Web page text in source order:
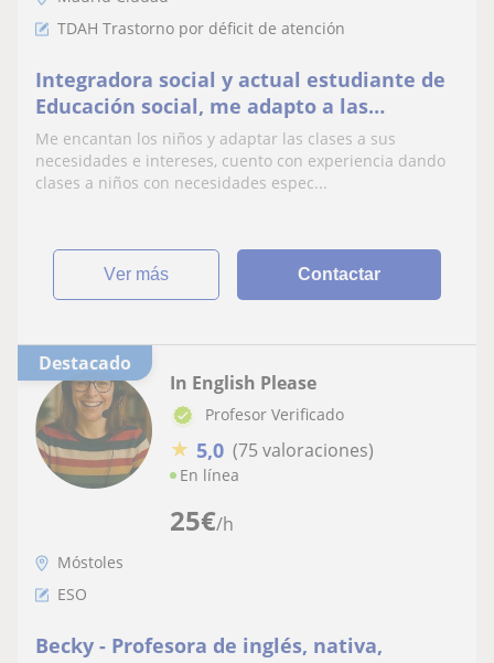
TDAH Trastorno por déficit de atención
Integradora social y actual estudiante de
Educación social, me adapto a las
capacidades de cada niño
Me encantan los niños y adaptar las clases a sus
necesidades e intereses, cuento con experiencia dando
clases a niños con necesidades espec...
ver más Contactar
Destacado
25€/h
In English Please
Profesor Verificado
★ 5,0 (75 valoraciones)
En línea
Móstoles
ESO
Becky - Profesora de inglés, nativa,